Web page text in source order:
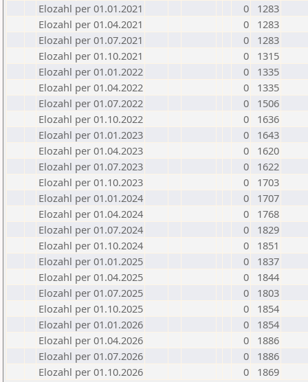
Elozahl per 01.01.2021
0
1283
Elozahl per 01.04.2021
0
1283
Elozahl per 01.07.2021
0
1283
Elozahl per 01.10.2021
0
1315
Elozahl per 01.01.2022
0
1335
Elozahl per 01.04.2022
0
1335
Elozahl per 01.07.2022
0
1506
Elozahl per 01.10.2022
0
1636
Elozahl per 01.01.2023
0
1643
Elozahl per 01.04.2023
0
1620
Elozahl per 01.07.2023
0
1622
Elozahl per 01.10.2023
0
1703
Elozahl per 01.01.2024
0
1707
Elozahl per 01.04.2024
0
1768
Elozahl per 01.07.2024
0
1829
Elozahl per 01.10.2024
0
1851
Elozahl per 01.01.2025
0
1837
Elozahl per 01.04.2025
0
1844
Elozahl per 01.07.2025
0
1803
Elozahl per 01.10.2025
0
1854
Elozahl per 01.01.2026
0
1854
Elozahl per 01.04.2026
0
1886
Elozahl per 01.07.2026
0
1886
Elozahl per 01.10.2026
0 1869